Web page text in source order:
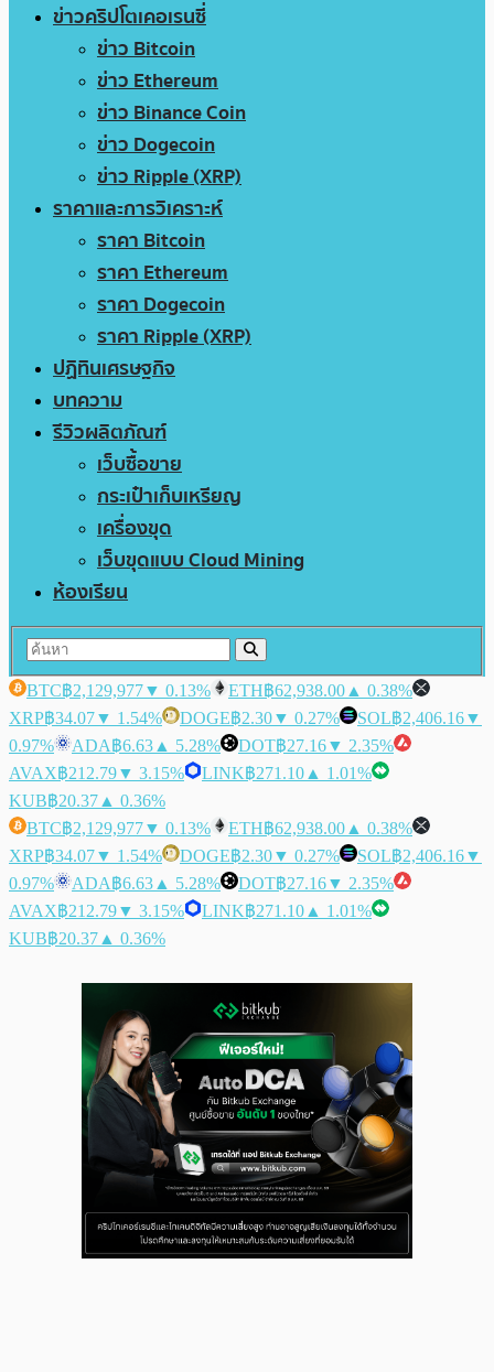
ข่าวคริปโตเคอเรนซี่
ข่าว Bitcoin
ข่าว Ethereum
ข่าว Binance Coin
ข่าว Dogecoin
ข่าว Ripple (XRP)
ราคาและการวิเคราะห์
ราคา Bitcoin
ราคา Ethereum
ราคา Dogecoin
ราคา Ripple (XRP)
ปฏิทินเศรษฐกิจ
บทความ
รีวิวผลิตภัณฑ์
เว็บซื้อขาย
กระเป๋าเก็บเหรียญ
เครื่องขุด
เว็บขุดแบบ Cloud Mining
ห้องเรียน
BTC฿2,129,977▼ 0.13% ETH฿62,938.00 ▲ 0.38%
XRP฿34.07▼ 1.54% DOGE฿2.30▼ 0.27% SOL฿2,406.16▼
0.97%
ADA฿6.63 ▲ 5.28% DOT฿27.16▼ 2.35%
AVAX฿212.79▼ 3.15% LINK฿271.10 ▲ 1.01%
KUB฿20.37 ▲ 0.36%
BTC฿2,129,977▼ 0.13% ETH฿62,938.00 ▲ 0.38%
XRP฿34.07▼ 1.54% DOGE฿2.30▼ 0.27% SOL฿2,406.16▼
0.97%
ADA฿6.63 ▲ 5.28% DOT฿27.16▼ 2.35%
AVAX฿212.79▼ 3.15% LINK฿271.10 ▲ 1.01%
KUB฿20.37 ▲ 0.36%